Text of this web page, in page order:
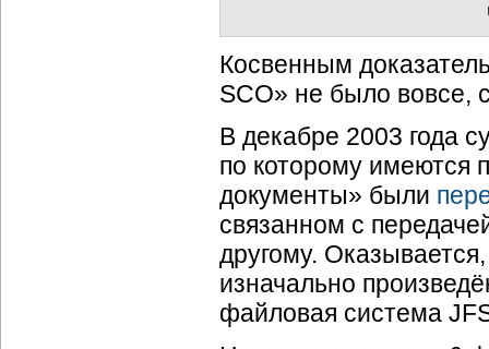
Косвенным
SCO» не было вовсе,
В декабре 2003 года
по которому имеются
документы» были
связанном с
другому.
изначально
файловая система